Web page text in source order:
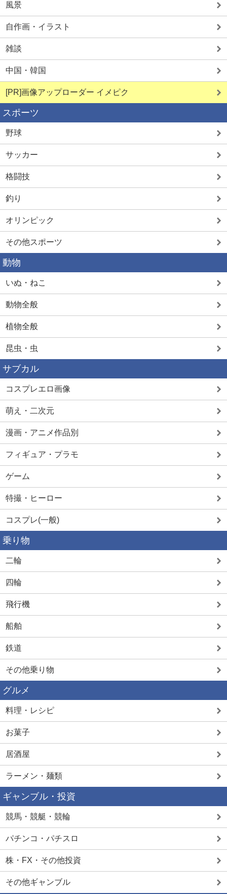
風景
自作画・イラスト
雑談
中国・韓国
[PR]画像アップローダー イメピク
スポーツ
野球
サッカー
格闘技
釣り
オリンピック
その他スポーツ
動物
いぬ・ねこ
動物全般
植物全般
昆虫・虫
サブカル
コスプレエロ画像
萌え・二次元
漫画・アニメ作品別
フィギュア・プラモ
ゲーム
特撮・ヒーロー
コスプレ(一般)
乗り物
二輪
四輪
飛行機
船舶
鉄道
その他乗り物
グルメ
料理・レシピ
お菓子
居酒屋
ラーメン・麺類
ギャンブル・投資
競馬・競艇・競輪
パチンコ・パチスロ
株・FX・その他投資
その他ギャンブル